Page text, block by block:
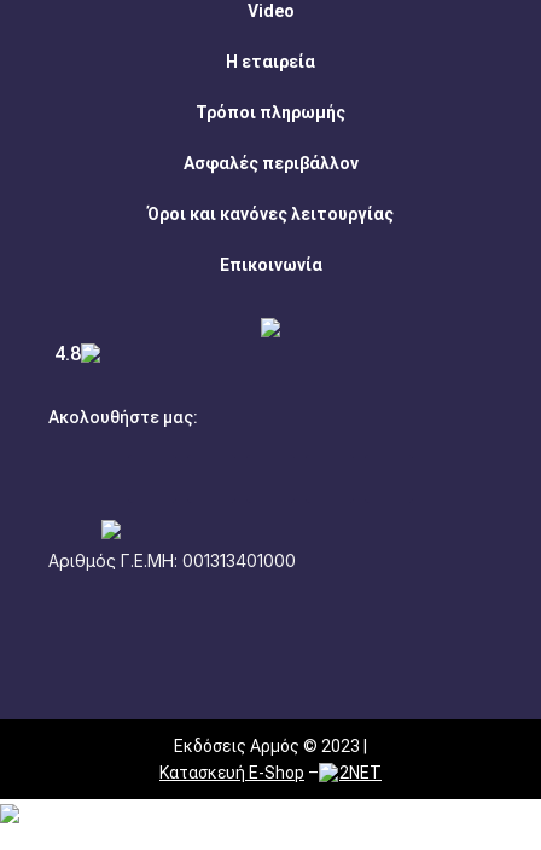
4.8
Video
Η εταιρεία
Τρόποι πληρωμής
Ασφαλές περιβάλλον
Όροι και κανόνες λειτουργίας
Επικοινωνία
Ακολουθήστε μας:
Αριθμός Γ.Ε.ΜΗ: 001313401000
Εκδόσεις Αρμός © 2023 |
Κατασκευή E-Shop – 2NET